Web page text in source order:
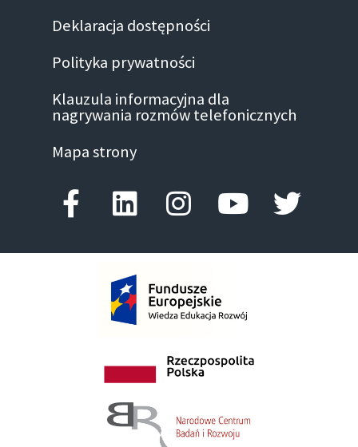
Deklaracja dostępności
Polityka prywatności
Klauzula informacyjna dla
nagrywania rozmów telefonicznych
Mapa strony
Facebook-f
LinkedinInstagram
Youtube